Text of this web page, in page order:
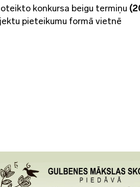
konkursa beigu termiņu
pieteikumu formā vietnē